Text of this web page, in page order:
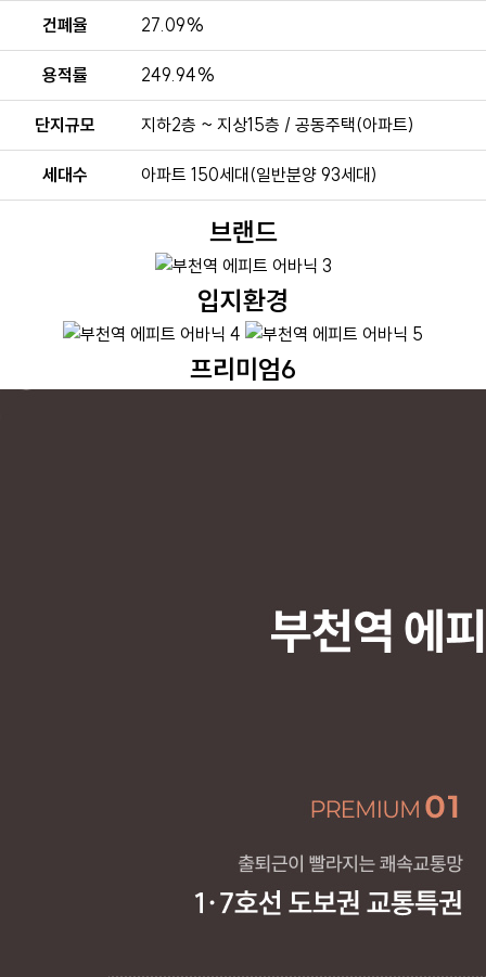
건폐율 27.09%
용적률 249.94%
단지규모 지하2층 ~ 지상15층 / 공동주택(아파트)
세대수 아파트 150세대(일반분양 93세대)
브랜드
입지환경
프리미엄6